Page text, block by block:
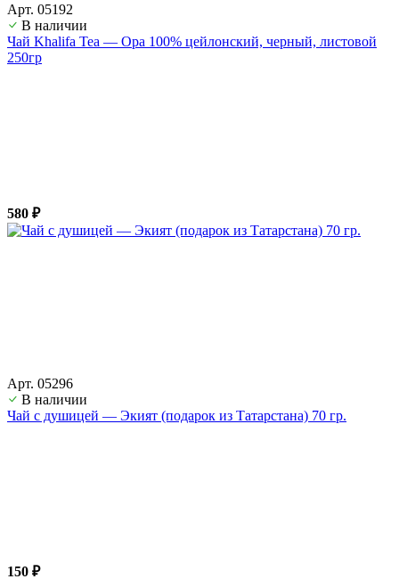
Арт. 05192
В наличии
Чай Khalifa Tea — Opa 100% цейлонский, черный, листовой
250гр
580 ₽
Арт. 05296
В наличии
Чай с душицей — Экият (подарок из Татарстана) 70 гр.
150 ₽